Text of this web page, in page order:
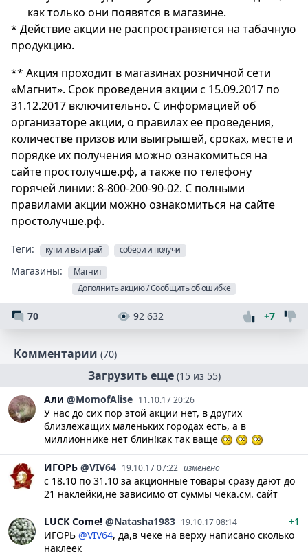
как только они появятся в магазине.
* Действие акции не распространяется на табачную
продукцию.
** Акция проходит в магазинах розничной сети
«Магнит». Срок проведения акции с 15.09.2017 по
31.12.2017 включительно. С информацией об
организаторе акции, о правилах ее проведения,
количестве призов или выигрышей, сроках, месте и
порядке их получения можно ознакомиться на
сайте простолучше.рф, а также по телефону
горячей линии: 8-800-200-90-02. С полными
правилами акции можно ознакомиться на сайте
простолучше.рф.
Теги: купи и выиграй собери и получи
Магазины:
Магнит
Дополнить акцию / Сообщить об ошибке
70 92 632 +7
Комментарии (70)
Загрузить еще (15 из 55)
Али @MomofAlise 11.10.17 20:26
У нас до сих пор этой акции нет, в других
близлежащих маленьких городах есть, а в
миллионнике нет блин!как так ваще
ИГОРЬ @VIV64 19.10.17 07:22 изменено
с 18.10 по 31.10 за акционные товары сразу дают до
21 наклейки,не зависимо от суммы чека.см. сайт
LUCK Come! @Natasha1983 19.10.17 08:14
+1
ИГОРЬ @VIV64, да,в чеке на верху написано сколько
наклеек